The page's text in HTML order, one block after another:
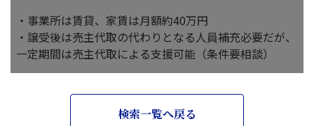
・事業所は賃貸、家賃は月額約40万円
・譲受後は売主代取の代わりとなる人員補充必要だが、
一定期間は売主代取による支援可能（条件要相談）
検索一覧へ戻る